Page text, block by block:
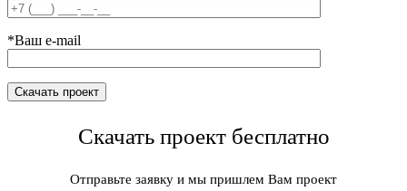
*Ваш e-mail
Скачать проект бесплатно
Отправьте заявку и мы пришлем Вам проект